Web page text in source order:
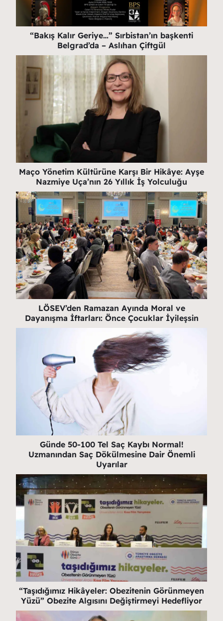
“Bakış Kalır Geriye…” Sırbistan’ın başkenti
Belgrad’da – Aslıhan Çiftgül
Maço Yönetim Kültürüne Karşı Bir Hikâye: Ayşe
Nazmiye Uça’nın 26 Yıllık İş Yolculuğu
LÖSEV’den Ramazan Ayında Moral ve
Dayanışma İftarları: Önce Çocuklar İyileşsin
Günde 50-100 Tel Saç Kaybı Normal!
Uzmanından Saç Dökülmesine Dair Önemli
Uyarılar
“Taşıdığımız Hikâyeler: Obezitenin Görünmeyen
Yüzü” Obezite Algısını Değiştirmeyi Hedefliyor